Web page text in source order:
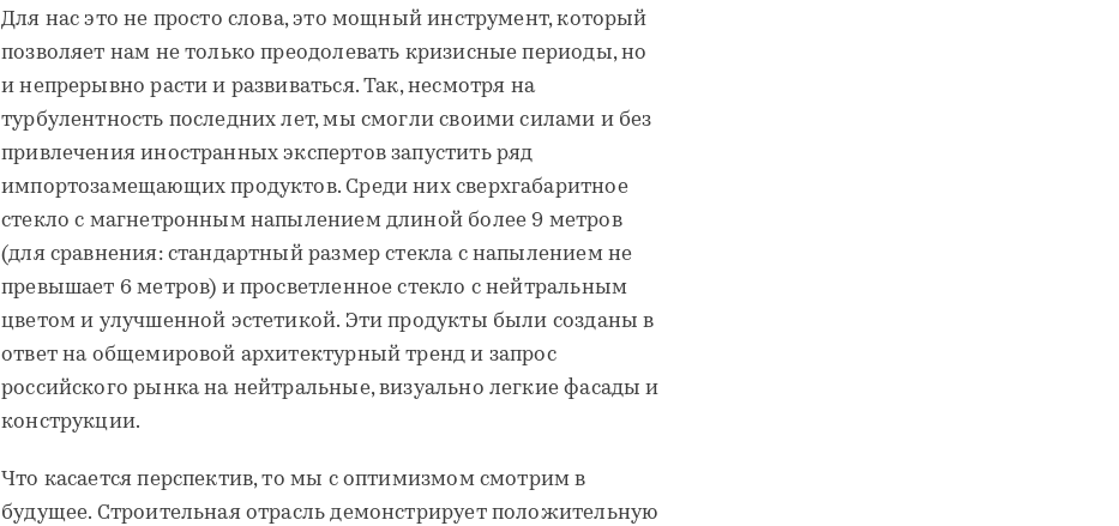
Для нас это не просто слова, это мощный инструмент, который
позволяет нам не только преодолевать кризисные периоды, но
и непрерывно расти и развиваться. Так, несмотря на
турбулентность последних лет, мы смогли своими силами и без
привлечения иностранных экспертов запустить ряд
импортозамещающих продуктов. Среди них сверхгабаритное
стекло с магнетронным напылением длиной более 9 метров
(для сравнения: стандартный размер стекла с напылением не
превышает 6 метров) и просветленное стекло с нейтральным
цветом и улучшенной эстетикой. Эти продукты были созданы в
ответ на общемировой архитектурный тренд и запрос
российского рынка на нейтральные, визуально легкие фасады и
конструкции.
Что касается перспектив, то мы с оптимизмом смотрим в
будущее. Строительная отрасль демонстрирует положительную